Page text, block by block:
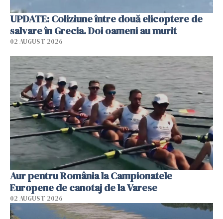
UPDATE: Coliziune între două elicoptere de
salvare în Grecia. Doi oameni au murit
02 AUGUST 2026
Aur pentru România la Campionatele
Europene de canotaj de la Varese
02 AUGUST 2026